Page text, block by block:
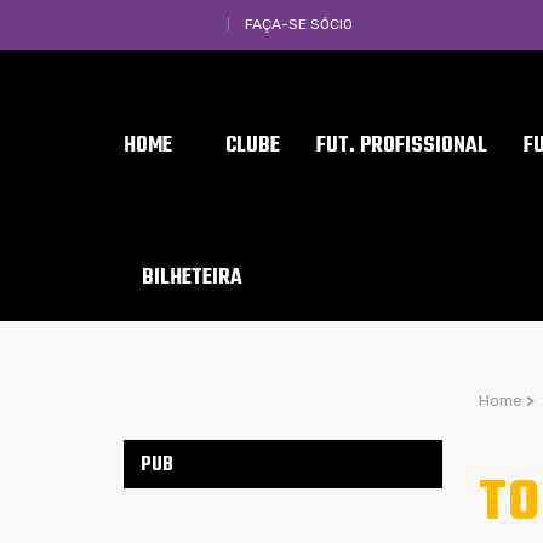
FAÇA-SE SÓCIO
HOME CLUBE FUT. PROFISSIONAL
BILHETEIRA
Home >
PUB